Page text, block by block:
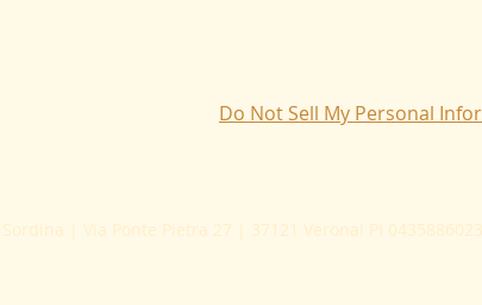
Do Not Sell My Personal
| Via Ponte Pietra 27 | 37121 Verona! PI